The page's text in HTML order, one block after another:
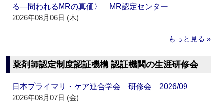
る―問われるMRの真価〉 MR認定センター
2026年08月06日 (木)
もっと見る »
薬剤師認定制度認証機構 認証機関の生涯研修会
日本プライマリ・ケア連合学会 研修会 2026/09
2026年08月07日 (金)